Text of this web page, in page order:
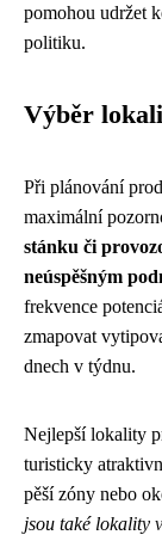
pomohou udržet
politiku.
Výběr
Při plánování
maximální
stánku či
neúspěšným
frekvence
zmapovat
dnech v týdnu.
Nejlepší lokality
turisticky
pěší zóny nebo
jsou také lokality